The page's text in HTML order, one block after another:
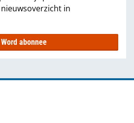
in
Word abonnee